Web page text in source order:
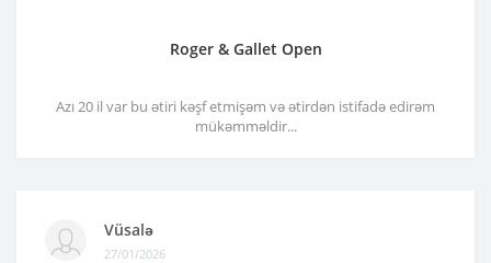
Roger & Gallet Open
Azı 20 il var bu ətiri kəşf etmişəm və ətirdən istifadə edirəm
mükəmməldir...
Vüsalə
27/01/2026